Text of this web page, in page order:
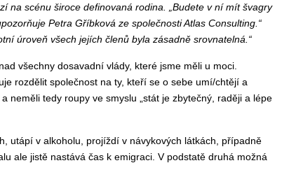
na scénu široce definovaná rodina. „Budete v ní mít švagry
Petra Gříbková ze společnosti Atlas Consulting.“
úroveň všech jejích členů byla zásadně srovnatelná.“
všechny dosavadní vlády, které jsme měli u moci.
rozdělit společnost na ty, kteří se o sebe umí/chtějí a
neměli tedy roupy ve smyslu „stát je zbytečný, raději a lépe
utápí v alkoholu, projíždí v návykových látkách, případně
ale jistě nastává čas k emigraci. V podstatě druhá možná